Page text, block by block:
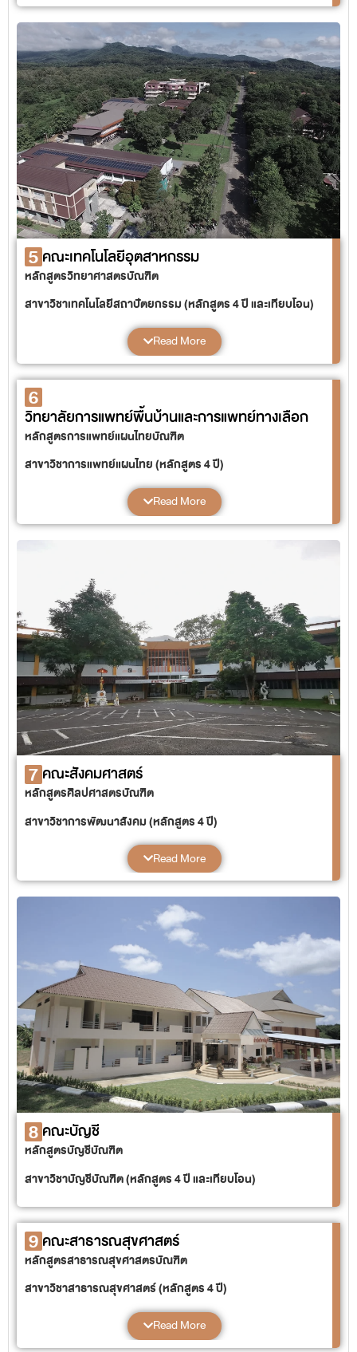
แขนงวิชาภาษาญี่ปุ่น
แขนงวิชาภาษาเกาหลี
สาขาวิชาภาษาอังกฤษเพื่อการสื่อสารนานาชาติ (หลักสูตร
นานาชาติ) (หลักสูตร 4 ปี และเทียบโอน)
สาขาวิชาภาษาและวัฒนธรรมไทย (หลักสูตร 4 ปี)
แขนงวิชาภาษาและวัฒนธรรมไทย
หลักสูตรศิลปกรรมศาสตร์บัณฑิต
สาขาศิลปกรรมศาสตร์ (หลักสูตร 4 ปี)
แขนงวิชาดุริยางคศิลป์
แขนงวิชาทัศนศิลป์
5 คณะเทคโนโลยีอุตสาหกรรม
หลักสูตรวิทยาศาสตรบัณฑิต
สาขาวิชาเทคโนโลยีสถาปัตยกรรม (หลักสูตร 4 ปี และเทียบโอน)
สาขาวิชาเทคโนโลยีวิศวกรรมการก่อสร้าง (หลักสูตร 4 ปี และ
หลักสูตรวิศวกรรมศาสตรบัณฑิต
สาขาวิชาวิศวกรรมพลังงาน (หลักสูตร 4 ปี และเทียบโอน)
สาขาวิชาวิศวกรรมโลจีสติกส์ (หลักสูตร 4 ปี และเทียบโอน)
หลักสูตรสถาปัตยกรรมศาสตรบัณฑิต
สาขาวิชาการออกแบบผลิตภัณฑ์และเฟอร์นิเจอร์ (หลักสูตร4 ปี
Read More
6
วิทยาลัยการแพทย์พื้นบ้านและการแพทย์ทางเลือก
หลักสูตรการแพทย์แผนไทยบัณฑิต
สาขาวิชาการแพทย์แผนไทย (หลักสูตร 4 ปี)
หลักสูตรวิทยาศาสตรบัณฑิต
สาขาวิชาเทคโนโลยีสมุนไพรและผลิตภัณฑ์เสริมสุขภาพ (หลักสูตร
4 ปี)
Read More
7 คณะสังคมศาสตร์
หลักสูตรศิลปศาสตรบัณฑิต
สาขาวิชาการพัฒนาสังคม (หลักสูตร 4 ปี)
สาขาวิชาสังคมศาสตร์ (หลักสูตร 4 ปี)
แขนงวิชาสังคมวิทยาและมานุษยวิทยา
แขนงวิชาการจัดการทรัพยากรทางวัฒนธรรม
สาขาวิชาคหกรรมศาสตร์ (หลักสูตร 4 ปี และเทียบโอน)
แขนงวิชาคหกรรมศาสตร์ประยุกต์
แขนงวิชาการประกอบอาหารและบริการ
หลักสูตรวิทยาศาสตรบัณฑิต
สาขาวิชาจิตวิทยาสังคม (หลักสูตร 4 ปี)
Read More
8 คณะบัญชี
หลักสูตรบัญชีบัณฑิต
สาขาวิชาบัญชีบัณฑิต (หลักสูตร 4 ปี และเทียบโอน)
9 คณะสาธารณสุขศาสตร์
หลักสูตรสาธารณสุขศาสตรบัณฑิต
สาขาวิชาสาธารณสุขศาสตร์ (หลักสูตร 4 ปี)
หลักสูตรวิทยาศาสตรบัณฑิต
สาขาวิชาอาชีวอนามัยและความปลอดภัย (หลักสูตร 4 ปี)
Read More